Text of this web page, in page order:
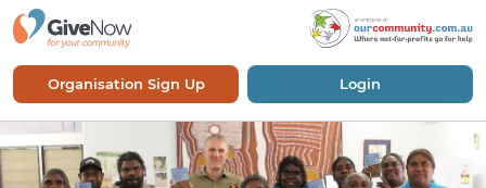
Organisation Sign Up Login